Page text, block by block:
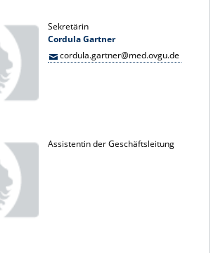
Sekretärin
Cordula Gartner
cordula.gartner@med.ovgu.de
Assistentin der Geschäftsleitung